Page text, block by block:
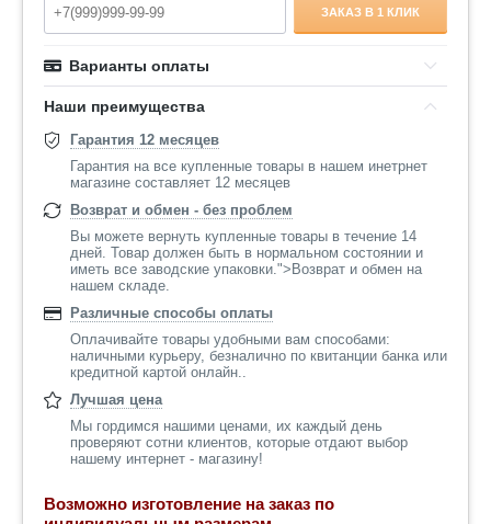
ЗАКАЗ В 1 КЛИК
Варианты оплаты
Наши преимущества
Гарантия 12 месяцев
Гарантия на все купленные товары в нашем инетрнет
магазине составляет 12 месяцев
Возврат и обмен - без проблем
Вы можете вернуть купленные товары в течение 14
дней. Товар должен быть в нормальном состоянии и
иметь все заводские упаковки.">Возврат и обмен на
нашем складе.
Различные способы оплаты
Оплачивайте товары удобными вам способами:
наличными курьеру, безналично по квитанции банка или
кредитной картой онлайн..
Лучшая цена
Мы гордимся нашими ценами, их каждый день
проверяют сотни клиентов, которые отдают выбор
нашему интернет - магазину!
Возможно изготовление на заказ по